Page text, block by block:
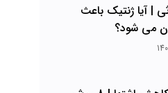
| آیا ژنتیک باعث
می شود؟